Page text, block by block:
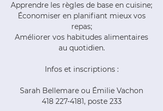
Apprendre les règles de base en cuisine;
Économiser en planifiant mieux vos
repas;
Améliorer vos habitudes alimentaires
au quotidien.
Infos et inscriptions :
Sarah Bellemare ou Émilie Vachon
418 227-4181, poste 233